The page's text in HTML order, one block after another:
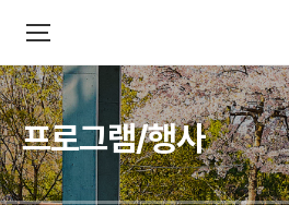
프로그램/행사